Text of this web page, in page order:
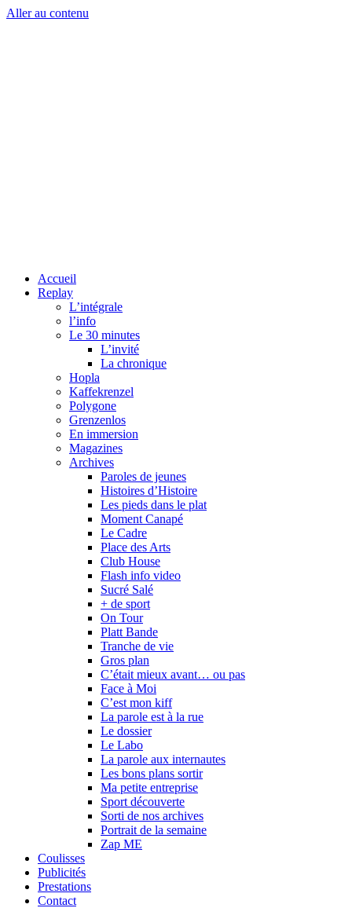
Aller au contenu
Accueil
Replay
L’intégrale
l’info
Le 30 minutes
L’invité
La chronique
Hopla
Kaffekrenzel
Polygone
Grenzenlos
En immersion
Magazines
Archives
Paroles de jeunes
Histoires d’Histoire
Les pieds dans le plat
Moment Canapé
Le Cadre
Place des Arts
Club House
Flash info video
Sucré Salé
+ de sport
On Tour
Platt Bande
Tranche de vie
Gros plan
C’était mieux avant… ou pas
Face à Moi
C’est mon kiff
La parole est à la rue
Le dossier
Le Labo
La parole aux internautes
Les bons plans sortir
Ma petite entreprise
Sport découverte
Sorti de nos archives
Portrait de la semaine
Zap ME
Coulisses
Publicités
Prestations
Contact